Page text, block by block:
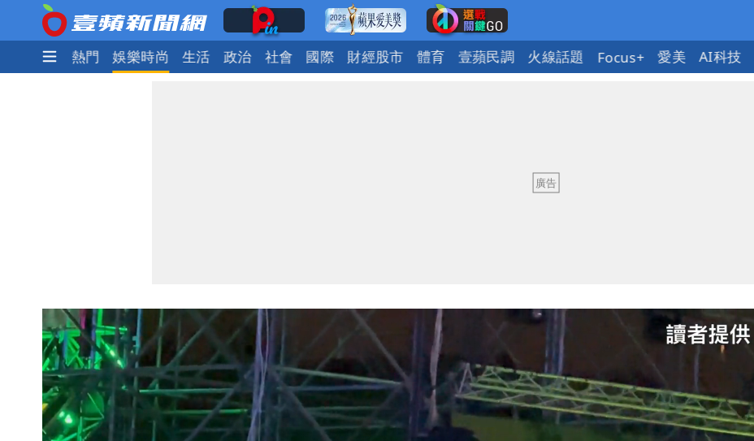
焦點 熱門 娛樂時尚 生活 政治 社會 國際 財經股市 體育 壹蘋民調 火線話題 Focus+ 愛美 AI科技